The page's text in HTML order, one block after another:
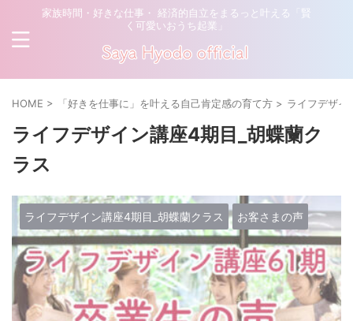
家族時間・好きな仕事・ 経済的自立をまるっと叶える「賢
く可愛いおうち起業」
HOME > 「好きを仕事に」を叶える自己肯定感の育て方 > ライフデザイ
ライフデザイン講座4期目_胡蝶蘭ク
ラス
ライフデザイン講座4期目_胡蝶蘭クラス お客さまの声